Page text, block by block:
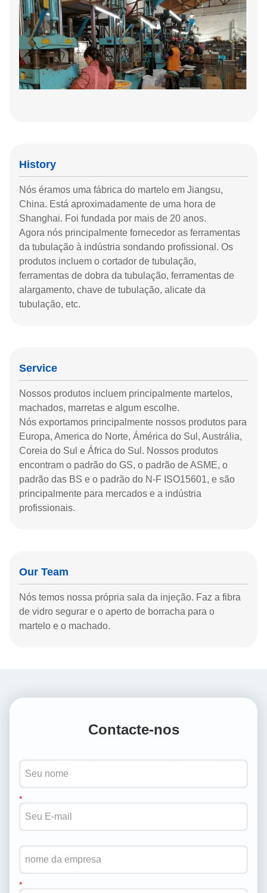
History
Nós éramos uma fábrica do martelo em Jiangsu,
China. Está aproximadamente de uma hora de
Shanghai. Foi fundada por mais de 20 anos.
Agora nós principalmente fornecedor as ferramentas
da tubulação à indústria sondando profissional. Os
produtos incluem o cortador de tubulação,
ferramentas de dobra da tubulação, ferramentas de
alargamento, chave de tubulação, alicate da
tubulação, etc.
Service
Nossos produtos incluem principalmente martelos,
machados, marretas e algum escolhe.
Nós exportamos principalmente nossos produtos para
Europa, America do Norte, Ámérica do Sul, Austrália,
Coreia do Sul e África do Sul. Nossos produtos
encontram o padrão do GS, o padrão de ASME, o
padrão das BS e o padrão do N-F ISO15601, e são
principalmente para mercados e a indústria
profissionais.
Our Team
Nós temos nossa própria sala da injeção. Faz a fibra
de vidro segurar e o aperto de borracha para o
martelo e o machado.
Contacte-nos